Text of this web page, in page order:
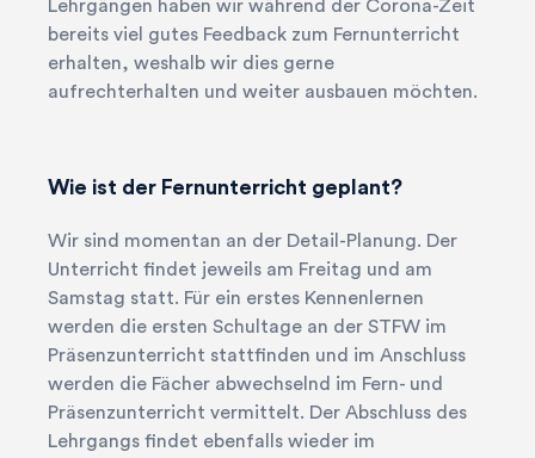
Lehrgängen haben wir während der Corona-Zeit
bereits viel gutes Feedback zum Fernunterricht
erhalten, weshalb wir dies gerne
aufrechterhalten und weiter ausbauen möchten.
Wie ist der Fernunterricht geplant?
Wir sind momentan an der Detail-Planung. Der
Unterricht findet jeweils am Freitag und am
Samstag statt. Für ein erstes Kennenlernen
werden die ersten Schultage an der STFW im
Präsenzunterricht stattfinden und im Anschluss
werden die Fächer abwechselnd im Fern- und
Präsenzunterricht vermittelt. Der Abschluss des
Lehrgangs findet ebenfalls wieder im